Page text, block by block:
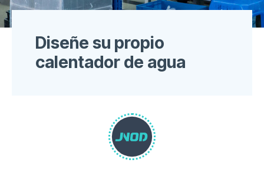
Diseñe su propio
calentador de agua